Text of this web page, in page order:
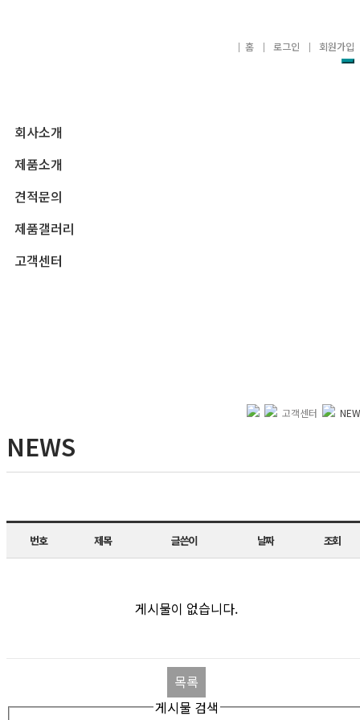
홈 로그인 회원가입
회사소개
제품소개
견적문의
제품갤러리
고객센터
고객센터
NEWS
번호 제목 글쓴이 날짜 조회
게시물이 없습니다.
목록
게시물 검색